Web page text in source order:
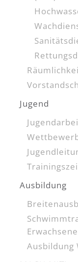
Jugend
Ausbildung
Erwachsene
Ausbildung